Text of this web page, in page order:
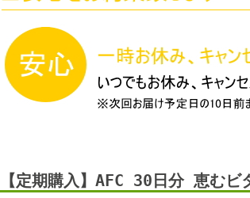
【定期購入】AFC 30日分 恵むビ